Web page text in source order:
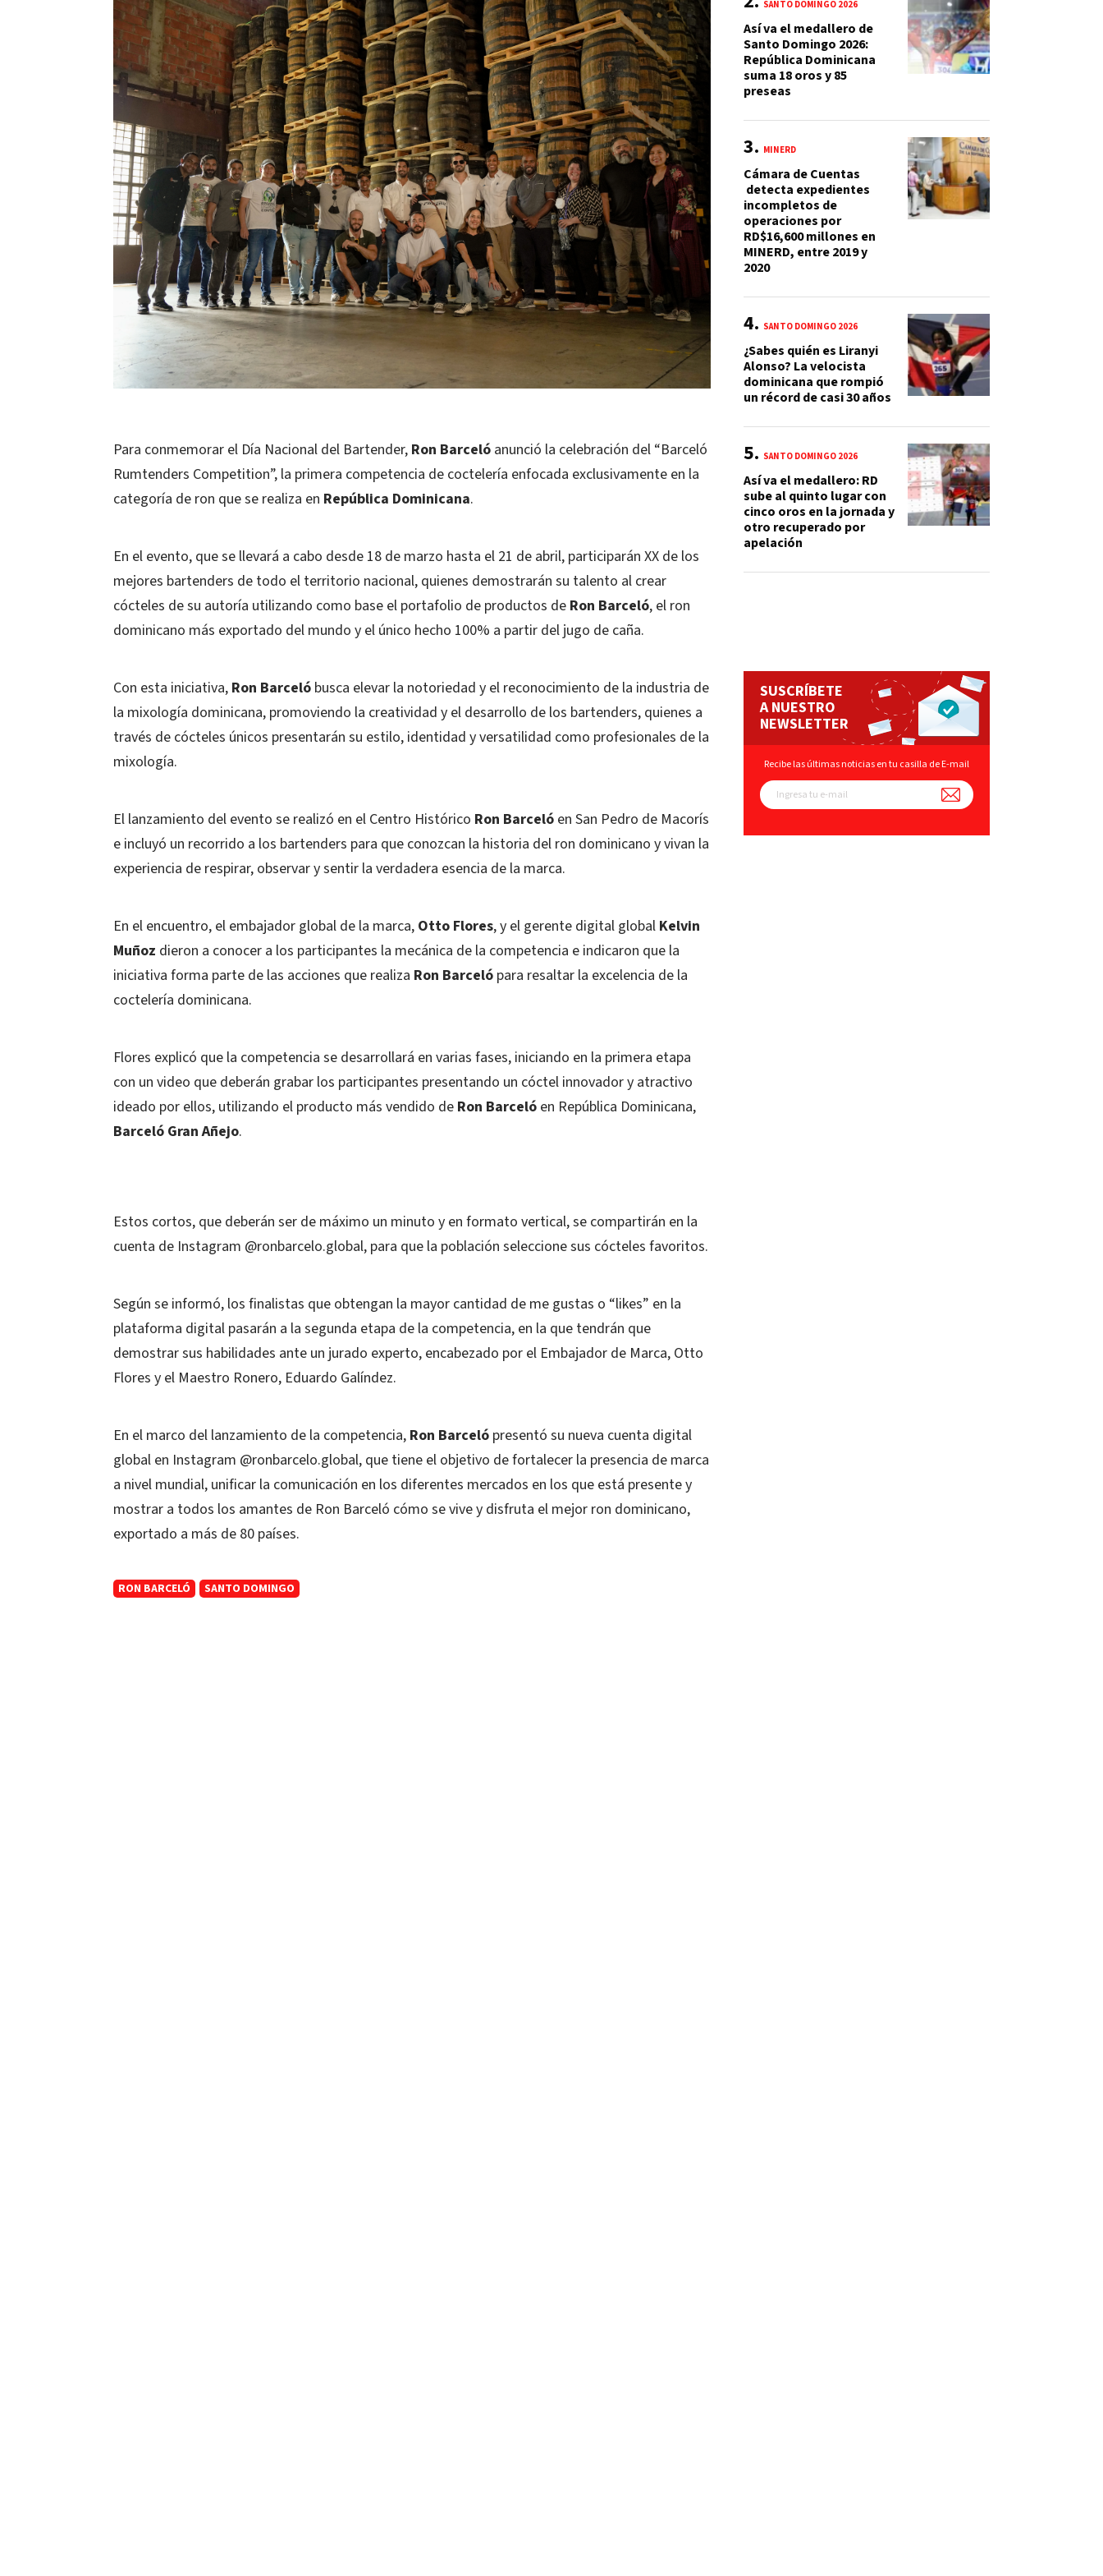
Para conmemorar el Día Nacional del Bartender, Ron Barceló anunció la celebración del “Barceló
Rumtenders Competition”, la primera competencia de coctelería enfocada exclusivamente en la
categoría de ron que se realiza en República Dominicana.
En el evento, que se llevará a cabo desde 18 de marzo hasta el 21 de abril, participarán XX de los
mejores bartenders de todo el territorio nacional, quienes demostrarán su talento al crear
cócteles de su autoría utilizando como base el portafolio de productos de Ron Barceló, el ron
dominicano más exportado del mundo y el único hecho 100% a partir del jugo de caña.
Con esta iniciativa, Ron Barceló busca elevar la notoriedad y el reconocimiento de la industria de
la mixología dominicana, promoviendo la creatividad y el desarrollo de los bartenders, quienes a
través de cócteles únicos presentarán su estilo, identidad y versatilidad como profesionales de la
mixología.
El lanzamiento del evento se realizó en el Centro Histórico Ron Barceló en San Pedro de Macorís
e incluyó un recorrido a los bartenders para que conozcan la historia del ron dominicano y vivan la
experiencia de respirar, observar y sentir la verdadera esencia de la marca.
En el encuentro, el embajador global de la marca, Otto Flores, y el gerente digital global Kelvin
Muñoz dieron a conocer a los participantes la mecánica de la competencia e indicaron que la
iniciativa forma parte de las acciones que realiza Ron Barceló para resaltar la excelencia de la
coctelería dominicana.
Flores explicó que la competencia se desarrollará en varias fases, iniciando en la primera etapa
con un video que deberán grabar los participantes presentando un cóctel innovador y atractivo
ideado por ellos, utilizando el producto más vendido de Ron Barceló en República Dominicana,
Barceló Gran Añejo.
Estos cortos, que deberán ser de máximo un minuto y en formato vertical, se compartirán en la
cuenta de Instagram @ronbarcelo.global, para que la población seleccione sus cócteles favoritos.
Según se informó, los finalistas que obtengan la mayor cantidad de me gustas o “likes” en la
plataforma digital pasarán a la segunda etapa de la competencia, en la que tendrán que
demostrar sus habilidades ante un jurado experto, encabezado por el Embajador de Marca, Otto
Flores y el Maestro Ronero, Eduardo Galíndez.
En el marco del lanzamiento de la competencia, Ron Barceló presentó su nueva cuenta digital
global en Instagram @ronbarcelo.global, que tiene el objetivo de fortalecer la presencia de marca
a nivel mundial, unificar la comunicación en los diferentes mercados en los que está presente y
mostrar a todos los amantes de Ron Barceló cómo se vive y disfruta el mejor ron dominicano,
exportado a más de 80 países.
RON BARCELÓ SANTO DOMINGO
SANTO DOMINGO 2026
Así va el medallero de
Santo Domingo 2026:
República Dominicana
suma 18 oros y 85
preseas
MINERD
Cámara de Cuentas
detecta expedientes
incompletos de
operaciones por
RD$16,600 millones en
MINERD, entre 2019 y
2020
SANTO DOMINGO 2026
¿Sabes quién es Liranyi
Alonso? La velocista
dominicana que rompió
un récord de casi 30 años
SANTO DOMINGO 2026
Así va el medallero: RD
sube al quinto lugar con
cinco oros en la jornada y
otro recuperado por
apelación
SUSCRÍBETE
A NUESTRO
NEWSLETTER
Recibe las últimas noticias en tu casilla de E-mail